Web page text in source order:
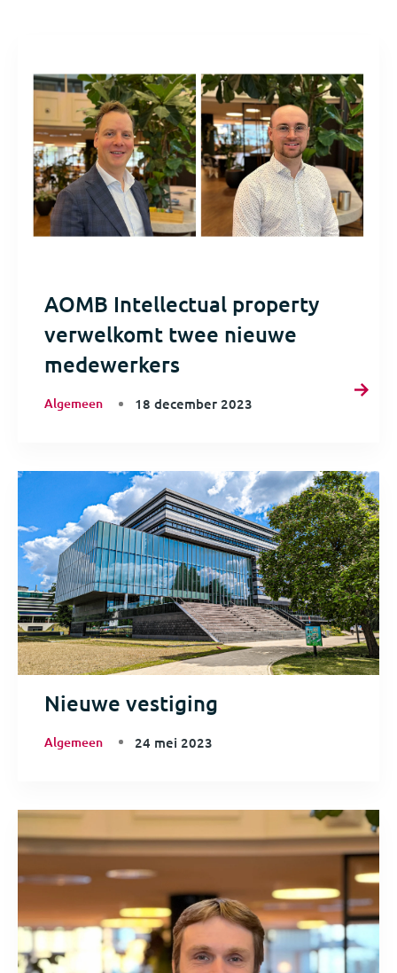
AOMB Intellectual property
verwelkomt twee nieuwe
medewerkers
Algemeen 18 december 2023
Nieuwe vestiging
Algemeen 24 mei 2023